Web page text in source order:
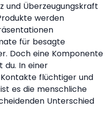
und Überzeugungskraft
werden
für besagte
Doch eine Komponente
du. In einer
flüchtiger und
es die menschliche
Unterschied